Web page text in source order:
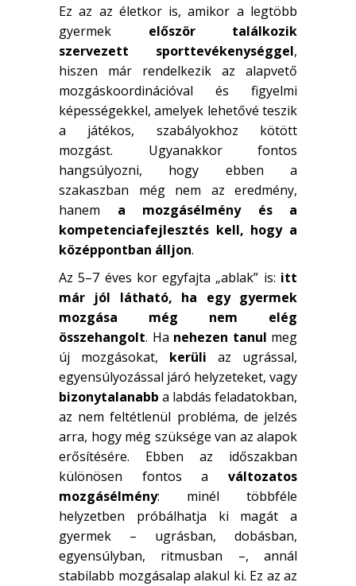
Ez az az életkor is, amikor a legtöbb
gyermek először találkozik
szervezett
sporttevékenységgel,
hiszen már rendelkezik az alapvető
mozgáskoordinációval és figyelmi
képességekkel, amelyek lehetővé teszik
a játékos, szabályokhoz kötött
mozgást. Ugyanakkor fontos
hangsúlyozni, hogy ebben a
szakaszban még nem az eredmény,
hanem a mozgásélmény és a
kompetenciafejlesztés kell, hogy a
középpontban álljon.
Az 5–7 éves kor egyfajta „ablak” is: itt
már jól látható, ha egy gyermek
mozgása még nem elég
összehangolt. Ha nehezen tanul meg
új mozgásokat, kerüli az ugrással,
egyensúlyozással járó helyzeteket, vagy
bizonytalanabb a labdás feladatokban,
az nem feltétlenül probléma, de jelzés
arra, hogy még szüksége van az alapok
erősítésére. Ebben az időszakban
különösen fontos a változatos
mozgásélmény: minél többféle
helyzetben próbálhatja ki magát a
gyermek – ugrásban, dobásban,
egyensúlyban, ritmusban –, annál
stabilabb mozgásalap alakul ki. Ez az az